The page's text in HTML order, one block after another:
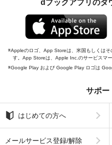
dブックアプリのダ
Appleのロゴ、App Storeは、米国もしくは
す。App Storeは、Apple Inc.のサービスマー
Google Play および Google Play ロゴは
サポー
はじめての方へ
メールサービス登録/解除